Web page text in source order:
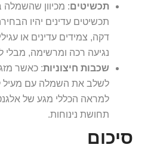
תכשיטים: מכיוון שהשמלה
תכשיטים עדינים יהיו
דקה, צמידים עדינים או
נגיעה רכה ומרשימה,
שכבות חיצוניות: כאשר
לשלב את השמלה עם מעיל
למראה הכללי מגע של
תחושת נינוחות.
סיכום